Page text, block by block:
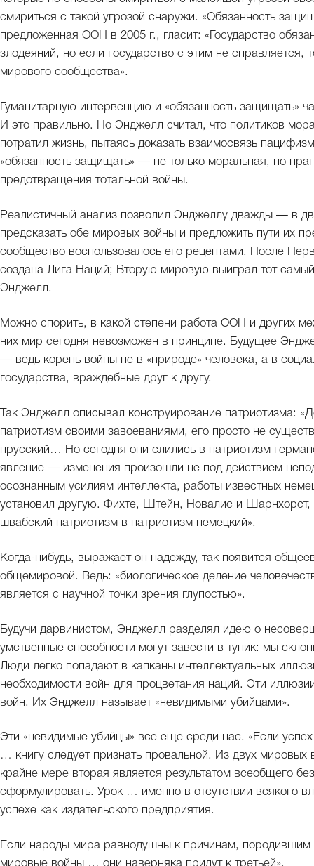
смириться с такой угрозой снаружи. «Обязанность
предложенная ООН в 2005 г., гласит: «Государство
злодеяний, но если государство с этим не справляется,
мирового сообщества».
Гуманитарную интервенцию и «обязанность защищать»
И это правильно. Но Энджелл считал, что политиков
потратил жизнь, пытаясь доказать взаимосвязь
«обязанность защищать» — не только моральная, но
предотвращения тотальной войны.
Реалистичный анализ позволил Энджеллу дважды — в
предсказать обе мировых войны и предложить пути их
сообщество воспользовалось его рецептами. После
создана Лига Наций; Вторую мировую выиграл тот
Энджелл.
Можно спорить, в какой степени работа ООН и других
них мир сегодня невозможен в принципе. Будущее
— ведь корень войны не в «природе» человека, а в
государства, враждебные друг к другу.
Так Энджелл описывал конструирование патриотизма:
патриотизм своими завоеваниями, его просто не
прусский… Но сегодня они слились в патриотизм
явление — изменения произошли не под действием
осознанным усилиям интеллекта, работы известных
установил другую. Фихте, Штейн, Новалис и Шарнхорст,
швабский патриотизм в патриотизм немецкий».
Когда-нибудь, выражает он надежду, так появится
общемировой. Ведь: «биологическое деление
является с научной точки зрения глупостью».
Будучи дарвинистом, Энджелл разделял идею о
умственные способности могут завести в тупик: мы
Люди легко попадают в капканы интеллектуальных
необходимости войн для процветания наций. Эти
войн. Их Энджелл называет «невидимыми убийцами».
Эти «невидимые убийцы» все еще среди нас. «Если
… книгу следует признать провальной. Из двух
крайне мере вторая является результатом всеобщего
сформулировать. Урок … именно в отсутствии всякого
успехе как издательского предприятия.
Если народы мира равнодушны к причинам,
мировые войны … они наверняка придут к третьей».